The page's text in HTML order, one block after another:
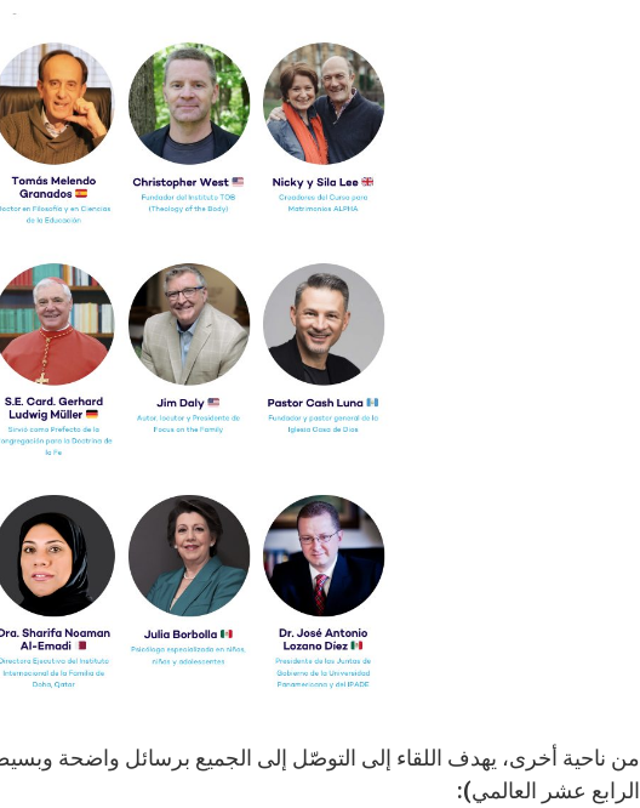
من ناحية أخرى، يهدف اللقاء إلى التوصّل إلى الجميع برسائل واضحة
الرابع عشر العالمي):